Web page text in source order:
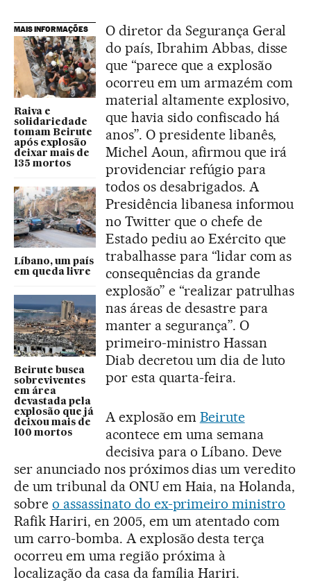
MAIS INFORMAÇÕES
Raiva e
solidariedade
tomam Beirute
após explosão
deixar mais de
135 mortos
Líbano, um país
em queda livre
Beirute busca
sobreviventes
em área
devastada pela
explosão que já
deixou mais de
100 mortos
O diretor da Segurança Geral
do país, Ibrahim Abbas, disse
que “parece que a explosão
ocorreu em um armazém com
material altamente explosivo,
que havia sido confiscado há
anos”. O presidente libanês,
Michel Aoun, afirmou que irá
providenciar refúgio para
todos os desabrigados. A
Presidência libanesa informou
no Twitter que o chefe de
Estado pediu ao Exército que
trabalhasse para “lidar com as
consequências da grande
explosão” e “realizar patrulhas
nas áreas de desastre para
manter a segurança”. O
primeiro-ministro Hassan
Diab decretou um dia de luto
por esta quarta-feira.
A explosão em Beirute
acontece em uma semana
decisiva para o Líbano. Deve
ser anunciado nos próximos dias um veredito
de um tribunal da ONU em Haia, na Holanda,
sobre o assassinato do ex-primeiro ministro
Rafik Hariri, en 2005, em um atentado com
um carro-bomba. A explosão desta terça
ocorreu em uma região próxima à
localização da casa da família Hariri.